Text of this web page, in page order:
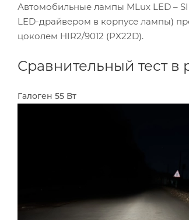
Автомобильные лампы MLux LED –
LED-драйвером в корпусе лампы)
цоколем HIR2/9012 (PX22D).
Сравнительный тест в
Галоген 55 Вт